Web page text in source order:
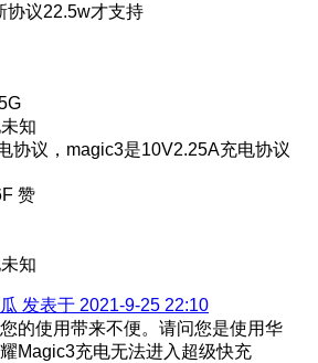
协议22.5w才支持
知
协议，magic3是10V2.25A充电协议
赞
知
发表于 2021-9-25 22:10
的使用带来不便。请问您是使用华
Magic3充电无法进入超级快充